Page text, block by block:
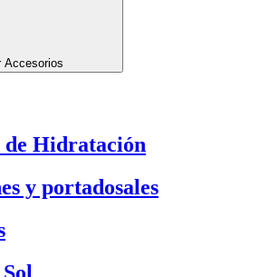
Accesorios
de Hidratación
y portadosales